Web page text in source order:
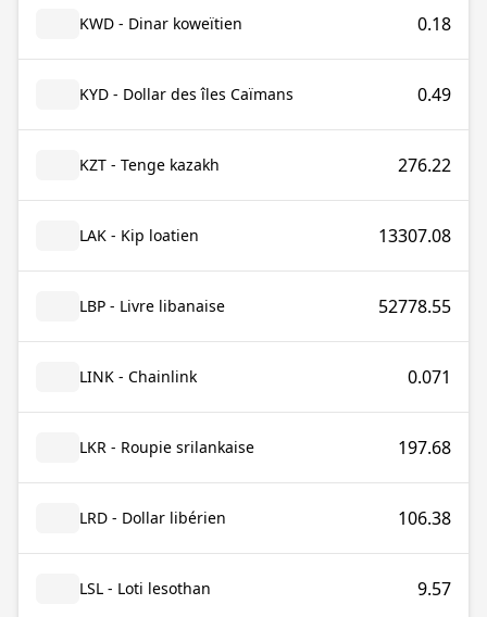
KWD - Dinar koweïtien 0.18
KYD - Dollar des îles Caïmans 0.49
KZT - Tenge kazakh 276.22
LAK - Kip loatien 13307.08
LBP - Livre libanaise 52778.55
LINK - Chainlink 0.071
LKR - Roupie srilankaise 197.68
LRD - Dollar libérien 106.38
LSL - Loti lesothan 9.57